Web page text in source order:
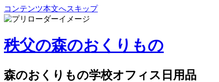
コンテンツ本文へスキップ
秩父の森のおくりもの
森のおくりもの学校オフィス日用品